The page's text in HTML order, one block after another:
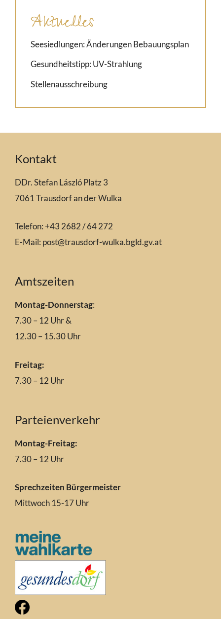
Aktuelles
Seesiedlungen: Änderungen Bebauungsplan
Gesundheitstipp: UV-Strahlung
Stellenausschreibung
Kontakt
DDr. Stefan László Platz 3
7061 Trausdorf an der Wulka
Telefon: +43 2682 / 64 272
E-Mail: post@trausdorf-wulka.bgld.gv.at
Amtszeiten
Montag-Donnerstag:
7.30 – 12 Uhr &
12.30 – 15.30 Uhr
Freitag:
7.30 – 12 Uhr
Parteienverkehr
Montag-Freitag:
7.30 – 12 Uhr
Sprechzeiten Bürgermeister
Mittwoch 15-17 Uhr